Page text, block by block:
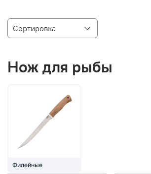
Нож для рыбы
Филейные